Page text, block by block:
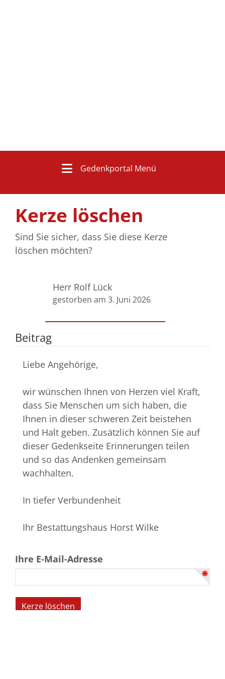
Gedenkportal Menü
Kerze löschen
Sind Sie sicher, dass Sie diese Kerze
löschen möchten?
Herr Rolf Lück
gestorben am 3. Juni 2026
Beitrag
Liebe Angehörige,
wir wünschen Ihnen von Herzen viel Kraft,
dass Sie Menschen um sich haben, die
Ihnen in dieser schweren Zeit beistehen
und Halt geben. Zusätzlich können Sie auf
dieser Gedenkseite Erinnerungen teilen
und so das Andenken gemeinsam
wachhalten.
In tiefer Verbundenheit
Ihr Bestattungshaus Horst Wilke
Ihre E-Mail-Adresse